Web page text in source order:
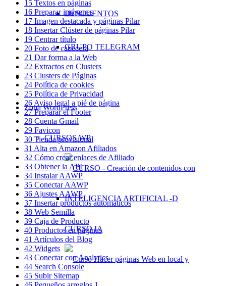
DESCUENTOS
GRUPO TELEGRAM
–
Zona WordPress
CURSOS WP
CURSO IA
15 Textos en páginas
16 Preparar imágenes
17 Imagen destacada y páginas Pilar
18 Insertar Clúster de páginas Pilar
19 Centrar título
20 Foto de cabecera
21 Dar forma a la Web
22 Extractos en Clusters
23 Clusters de Páginas
24 Política de cookies
25 Política de Privacidad
26 Aviso legal a pié de página
27 Preparar el Footer
28 Cuenta Gmail
29 Favicon
30 Tienda provisional
31 Alta en Amazon Afiliados
32 Cómo crear enlaces de Afiliado
33 Obtener la API
34 Instalar AAWP
35 Conectar AAWP
36 Ajustes AAWP
37 Insertar productos automáticos
38 Web Semilla
39 Caja de Producto
40 Productos en páginas
41 Artículos del Blog
42 Widgets
43 Conectar con Analytics
44 Search Console
45 Subir Sitemap